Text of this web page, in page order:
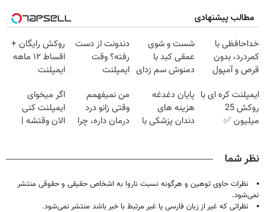
مطالب پیشنهادی
خداحافظی با
کمردرد، بدون
قرص و آمپول
شست و شوی
عمقی کبد با
دمنوش سم زدای
دندونت از دست
رفته؟ وقت
ایمپلنت
روکش رایگان +
اقساط ۱۲ ماهه
ایمپلنت
ایمپلنت کره ای با
روکش 25
میلیون ✅
گارانتی
پایان دغدغه
هزینه های
دندان پزشکی با
من نمیفهمم
وقتی زانو درد
درمان داره، چرا
اگر میخوای
ایمپلنت کنی
الان وقتشه |
نظر شما
نظرات حاوی توهین و هرگونه نسبت ناروا به اشخاص حقیقی و حقوقی منتشر
نمی‌شود.
نظراتی که غیر از زبان فارسی یا غیر مرتبط با خبر باشد منتشر نمی‌شود.